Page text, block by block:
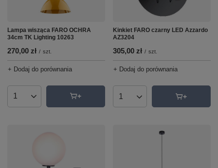
Lampa wisząca FARO OCHRA
34cm TK Lighting 10263
270,00 zł / szt.
+ Dodaj do porównania
Ilość produktów
Kinkiet FARO czarny LED Azzardo
AZ3204
305,00 zł / szt.
+ Dodaj do porównania
Ilość produktów